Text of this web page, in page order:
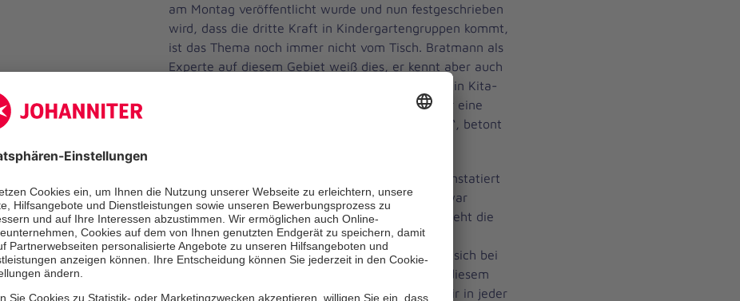
am Montag veröffentlicht wurde und nun festgeschrieben
wird, dass die dritte Kraft in Kindergartengruppen kommt,
ist das Thema noch immer nicht vom Tisch. Bratmann als
Experte auf diesem Gebiet weiß dies, er kennt aber auch
den Aspekt der Finanzierbarkeit. „Mehr Personal in Kita-
Gruppen sorgt für Entlastung und damit auch für eine
bessere Betreuungsqualität, dies ist unbestritten“, betont
Der Weg zur Umsetzung ist immer noch lang, konstatiert
Kitaleiterin Silke Prieske. Denn ab 2023 sollen zwar
zusätzliche Azubis kommen, aber erst ab 2027 steht die
Finanzierung einer Drittkraft mit 20 Stunden im
Kindergartenbereich. „Wie wichtig dies ist, zeigt sich bei
uns im Krippenbereich, in dem wir bereits nach diesem
Modell arbeiten. Wir haben es geschafft, dass wir in jeder